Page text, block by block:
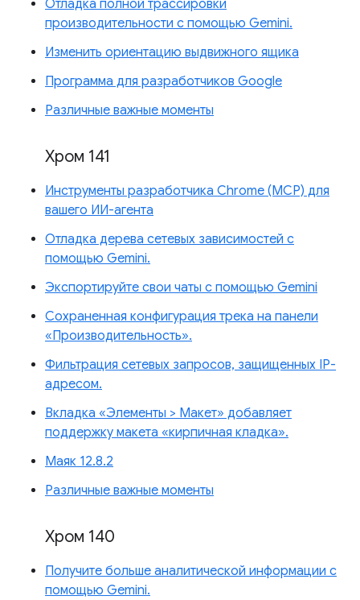
Отладка полной трассировки
производительности с помощью Gemini.
Изменить ориентацию выдвижного ящика
Программа для разработчиков Google
Различные важные моменты
Хром 141
Инструменты разработчика Chrome (MCP) для
вашего ИИ-агента
Отладка дерева сетевых зависимостей с
помощью Gemini.
Экспортируйте свои чаты с помощью Gemini
Сохраненная конфигурация трека на панели
«Производительность».
Фильтрация сетевых запросов, защищенных IP-
адресом.
Вкладка «Элементы > Макет» добавляет
поддержку макета «кирпичная кладка».
Маяк 12.8.2
Различные важные моменты
Хром 140
Получите больше аналитической информации с
помощью Gemini.